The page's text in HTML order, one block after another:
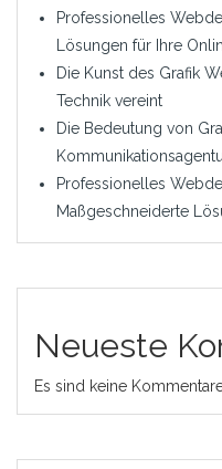
Professionelles
Lösungen für Ihre
Die Kunst des Grafik
Technik vereint
Die Bedeutung von
Professionelles
Maßgeschneiderte
Neueste
Es sind keine